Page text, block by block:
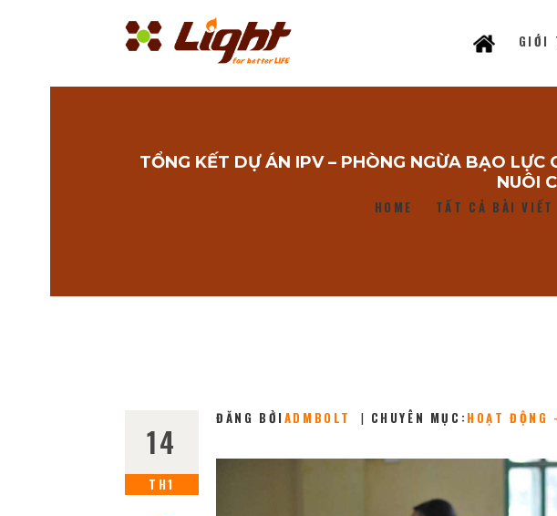
GIỚI
TỔNG KẾT DỰ ÁN IPV – PHÒNG NGỪA BẠO
NUÔI
HOME TẤT CẢ BÀI VIẾT
GIỚI THIỆU
TIN TỨC
14
TH1
ĐĂNG BỞI ADMBOLT CHUYÊN MỤC: HOẠT ĐỘNG